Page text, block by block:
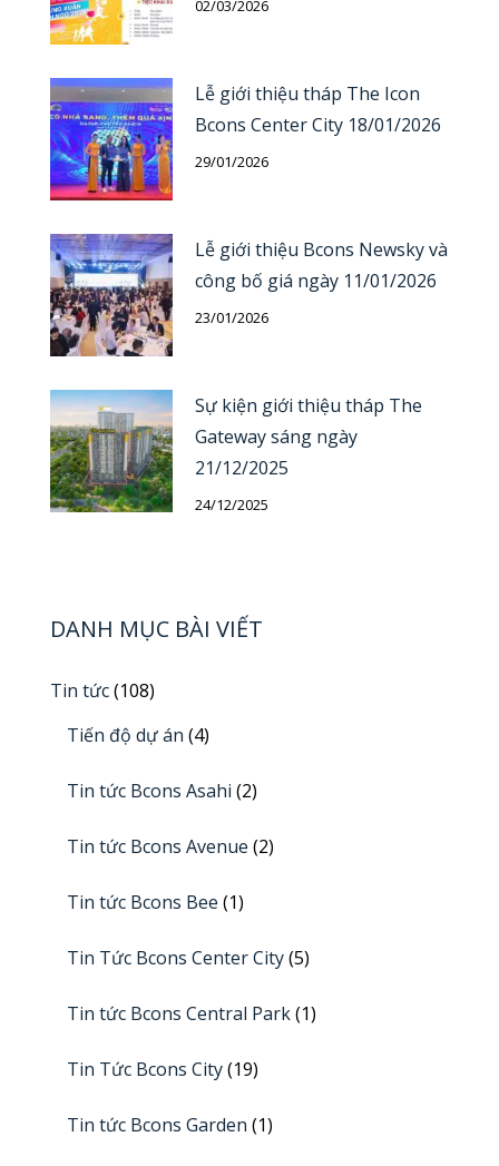
02/03/2026
Lễ giới thiệu tháp The Icon
Bcons Center City 18/01/2026
29/01/2026
Lễ giới thiệu Bcons Newsky và
công bố giá ngày 11/01/2026
23/01/2026
Sự kiện giới thiệu tháp The
Gateway sáng ngày
21/12/2025
24/12/2025
DANH MỤC BÀI VIẾT
Tin tức(108)
Tiến độ dự án (4)
Tin tức Bcons Asahi (2)
Tin tức Bcons Avenue (2)
Tin tức Bcons Bee (1)
Tin Tức Bcons Center City(5)
Tin tức Bcons Central Park(1)
Tin Tức Bcons City(19)
Tin tức Bcons Garden (1)